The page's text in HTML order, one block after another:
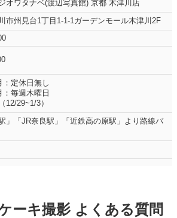
オワタナベ(渡辺写真館) 京都 木津川店
市州見台1丁目1-1-1ガーデンモール木津川2F
：定休日無し
：毎週木曜日
12/29~1/3）
」「JR奈良駅」「近鉄高の原駅」より路線バ
ーキ撮影 よくある質問